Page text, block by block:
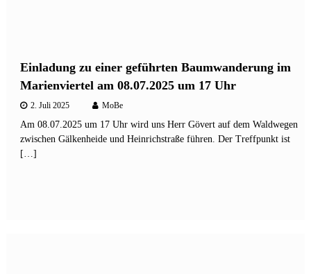
Einladung zu einer geführten Baumwanderung im
Marienviertel am 08.07.2025 um 17 Uhr
2. Juli 2025 MoBe
Am 08.07.2025 um 17 Uhr wird uns Herr Gövert auf dem Waldwegen
zwischen Gälkenheide und Heinrichstraße führen. Der Treffpunkt ist
[…]